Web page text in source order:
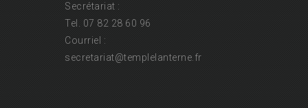
Secrétariat :
Tel. 07 82 28 60 96
Courriel :
secretariat@templelanterne.fr